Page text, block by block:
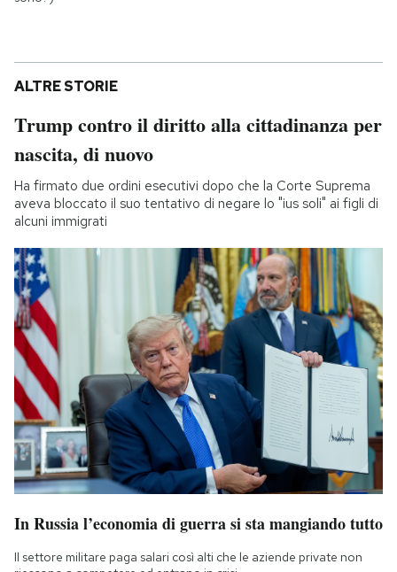
ALTRE STORIE
Trump contro il diritto alla cittadinanza per
nascita, di nuovo
Ha firmato due ordini esecutivi dopo che la Corte Suprema
aveva bloccato il suo tentativo di negare lo "ius soli" ai figli di
alcuni immigrati
In Russia l’economia di guerra si sta mangiando tutto
Il settore militare paga salari così alti che le aziende private non